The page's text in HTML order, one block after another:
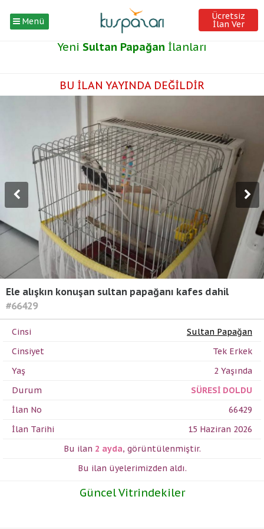
Menü Ücretsiz
İlan Ver
Yeni Sultan Papağan İlanları
BU İLAN YAYINDA DEĞİLDİR
Ele alışkın konuşan sultan papağanı kafes dahil
#66429
Cinsi
Sultan Papağan
Cinsiyet
Tek Erkek
Yaş
2 Yaşında
Durum
SÜRESİ DOLDU
İlan No
66429
İlan Tarihi
15 Haziran 2026
Bu ilan 2 ayda, görüntülenmiştir.
Bu ilan üyelerimizden aldı.
Güncel Vitrindekiler